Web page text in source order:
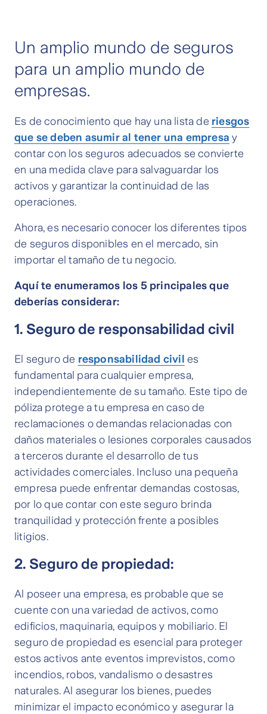
Un amplio mundo de seguros
para un amplio mundo de
empresas.
Es de conocimiento que hay una lista de riesgos
que se deben asumir al tener una empresa y
contar con los seguros adecuados se convierte
en una medida clave para salvaguardar los
activos y garantizar la continuidad de las
operaciones.
Ahora, es necesario conocer los diferentes tipos
de seguros disponibles en el mercado, sin
importar el tamaño de tu negocio.
Aquí te enumeramos los 5 principales que
deberías considerar:
1. Seguro de responsabilidad civil
El seguro de responsabilidad civil es
fundamental para cualquier empresa,
independientemente de su tamaño. Este tipo de
póliza protege a tu empresa en caso de
reclamaciones o demandas relacionadas con
daños materiales o lesiones corporales causados
a terceros durante el desarrollo de tus
actividades comerciales. Incluso una pequeña
empresa puede enfrentar demandas costosas,
por lo que contar con este seguro brinda
tranquilidad y protección frente a posibles
litigios.
2. Seguro de propiedad:
Al poseer una empresa, es probable que se
cuente con una variedad de activos, como
edificios, maquinaria, equipos y mobiliario. El
seguro de propiedad es esencial para proteger
estos activos ante eventos imprevistos, como
incendios, robos, vandalismo o desastres
naturales. Al asegurar los bienes, puedes
minimizar el impacto económico y asegurar la